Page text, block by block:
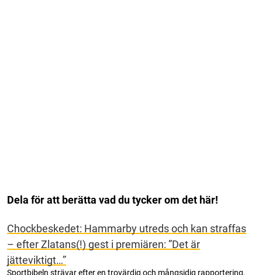
Dela för att berätta vad du tycker om det här!
Chockbeskedet: Hammarby utreds och kan straffas
– efter Zlatans(!) gest i premiären: ”Det är
jätteviktigt…”
Sportbibeln strävar efter en trovärdig och mångsidig rapportering.